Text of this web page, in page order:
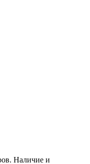
Наличие и